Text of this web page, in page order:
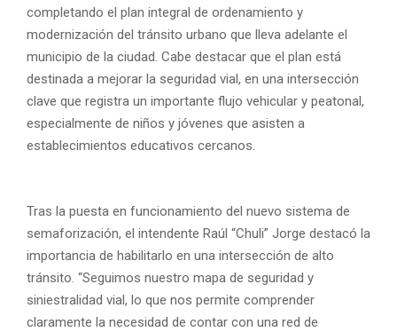
completando el plan integral de ordenamiento y
modernización del tránsito urbano que lleva adelante el
municipio de la ciudad. Cabe destacar que el plan está
destinada a mejorar la seguridad vial, en una intersección
clave que registra un importante flujo vehicular y peatonal,
especialmente de niños y jóvenes que asisten a
establecimientos educativos cercanos.
Tras la puesta en funcionamiento del nuevo sistema de
semaforización, el intendente Raúl “Chuli” Jorge destacó la
importancia de habilitarlo en una intersección de alto
tránsito. “Seguimos nuestro mapa de seguridad y
siniestralidad vial, lo que nos permite comprender
claramente la necesidad de contar con una red de